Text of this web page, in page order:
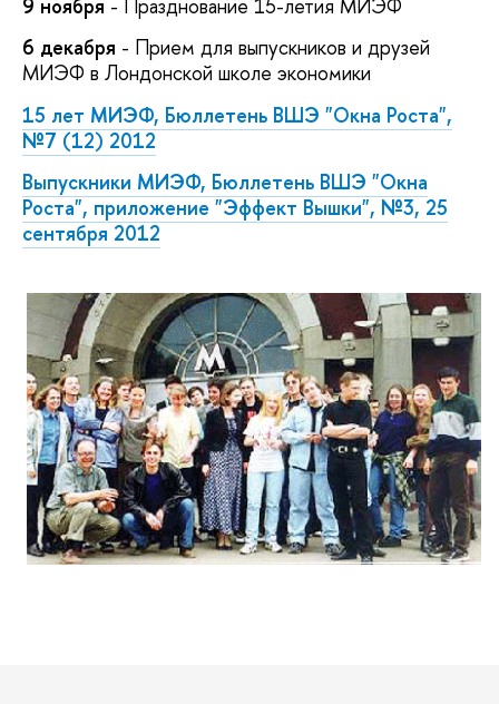
9 ноября - Празднование 15-летия МИЭФ
6 декабря - Прием для выпускников и друзей
МИЭФ в Лондонской школе экономики
15 лет МИЭФ, Бюллетень ВШЭ "Окна Роста",
№7 (12) 2012
Выпускники МИЭФ, Бюллетень ВШЭ "Окна
Роста", приложение "Эффект Вышки", №3, 25
сентября 2012